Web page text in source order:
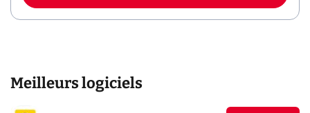
Meilleurs logiciels